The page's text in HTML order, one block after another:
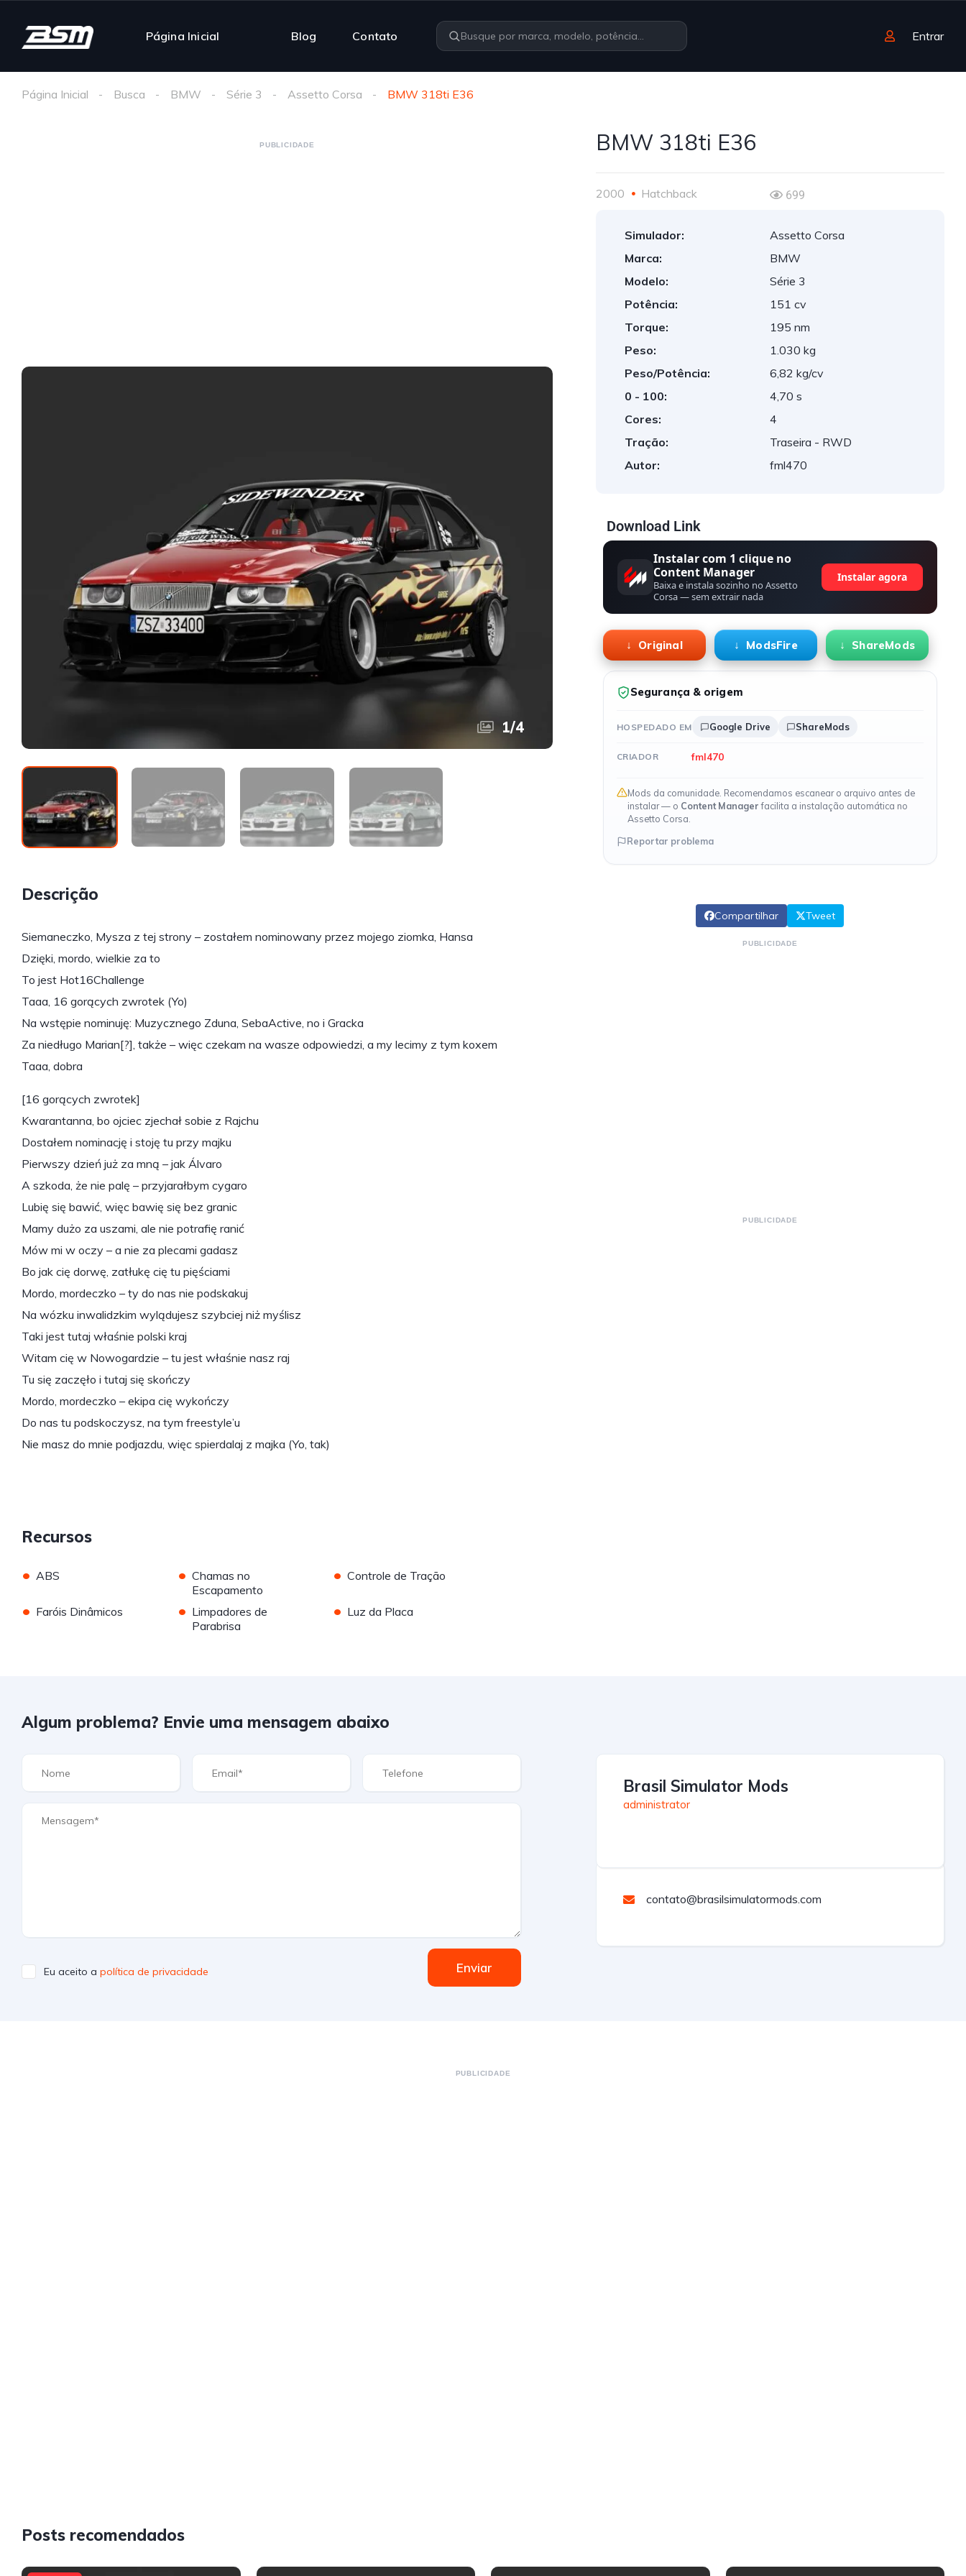
Página Inicial Blog Contato Entrar
Página Inicial Busca BMW Série 3 Assetto Corsa BMW 318ti E36
PUBLICIDADE
1/4
Descrição
Siemaneczko, Mysza z tej strony – zostałem nominowany przez mojego ziomka, Hansa
Dzięki, mordo, wielkie za to
To jest Hot16Challenge
Taaa, 16 gorących zwrotek (Yo)
Na wstępie nominuję: Muzycznego Zduna, SebaActive, no i Gracka
Za niedługo Marian[?], także – więc czekam na wasze odpowiedzi, a my lecimy z tym koxem
Taaa, dobra
[16 gorących zwrotek]
Kwarantanna, bo ojciec zjechał sobie z Rajchu
Dostałem nominację i stoję tu przy majku
Pierwszy dzień już za mną – jak Álvaro
A szkoda, że nie palę – przyjarałbym cygaro
Lubię się bawić, więc bawię się bez granic
Mamy dużo za uszami, ale nie potrafię ranić
Mów mi w oczy – a nie za plecami gadasz
Bo jak cię dorwę, zatłukę cię tu pięściami
Mordo, mordeczko – ty do nas nie podskakuj
Na wózku inwalidzkim wylądujesz szybciej niż myślisz
Taki jest tutaj właśnie polski kraj
Witam cię w Nowogardzie – tu jest właśnie nasz raj
Tu się zaczęło i tutaj się skończy
Mordo, mordeczko – ekipa cię wykończy
Do nas tu podskoczysz, na tym freestyle’u
Nie masz do mnie podjazdu, więc spierdalaj z majka (Yo, tak)
Recursos
• ABS • Chamas no
Escapamento
• Controle de Tração
• Faróis Dinâmicos • Limpadores de
Parabrisa
• Luz da Placa
BMW 318ti E36
2000 Hatchback 699
Simulador:
Assetto Corsa
Marca:
BMW
Modelo:
Série 3
Potência:
151 cv
Torque:
195 nm
Peso:
1.030 kg
Peso/Potência:
6,82 kg/cv
0 - 100:
4,70 s
Cores:
4
Tração:
Traseira - RWD
Autor:
fml470
Download Link
Instalar com 1 clique no
Content Manager
Baixa e instala sozinho no Assetto
Corsa — sem extrair nada
Instalar agora
Original ModsFire ShareMods
Segurança & origem
HOSPEDADO EM Google Drive ShareMods
CRIADOR fml470
Mods da comunidade. Recomendamos escanear o arquivo antes de
instalar — o Content Managerfacilita a instalação automática no
Assetto Corsa.
Reportar problema
Compartilhar Tweet
PUBLICIDADE
PUBLICIDADE
Algum problema? Envie uma mensagem abaixo
Eu aceito a política de privacidade Enviar
Brasil Simulator Mods
administrator
contato@brasilsimulatormods.com
PUBLICIDADE
Posts recomendados